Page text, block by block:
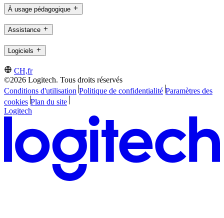
À usage pédagogique
Assistance
Logiciels
CH,fr
©2026 Logitech. Tous droits réservés
Conditions d'utilisation Politique de confidentialité Paramètres des
cookies Plan du site
Logitech